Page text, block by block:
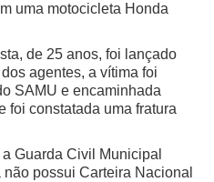
uma motocicleta Honda
de 25 anos, foi lançado
agentes, a vítima foi
SAMU e encaminhada
foi constatada uma fratura
Guarda Civil Municipal
possui Carteira Nacional